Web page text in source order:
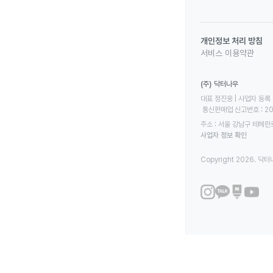
개인정보 처리 방침
서비스 이용약관
(주) 닥터나우
대표 정진웅 | 사업자
통신판매업 신고번호
주소 : 서울 강남구 테헤
사업자 정보 확인
Copyright 2026. 닥터